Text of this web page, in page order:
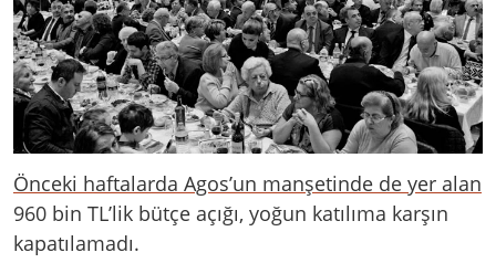
Önceki haftalarda Agos’un manşetinde de yer alan
960 bin TL’lik bütçe açığı, yoğun katılıma karşın
kapatılamadı.